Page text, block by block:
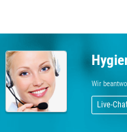
Wir
Live-